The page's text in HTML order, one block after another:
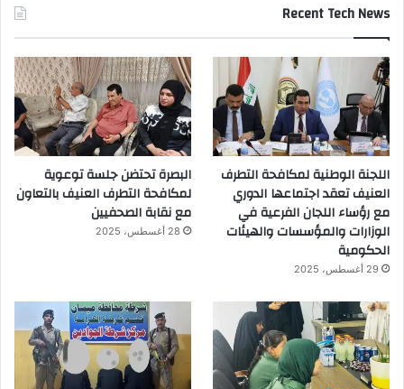
Recent Tech News
اللجنة الوطنية لمكافحة التطرف
العنيف تعقد اجتماعها الدوري
مع رؤساء اللجان الفرعية في
الوزارات والمؤسسات والهيئات
الحكومية
29 أغسطس، 2025
البصرة تحتضن جلسة توعوية
لمكافحة التطرف العنيف بالتعاون
مع نقابة الصحفيين
28 أغسطس، 2025